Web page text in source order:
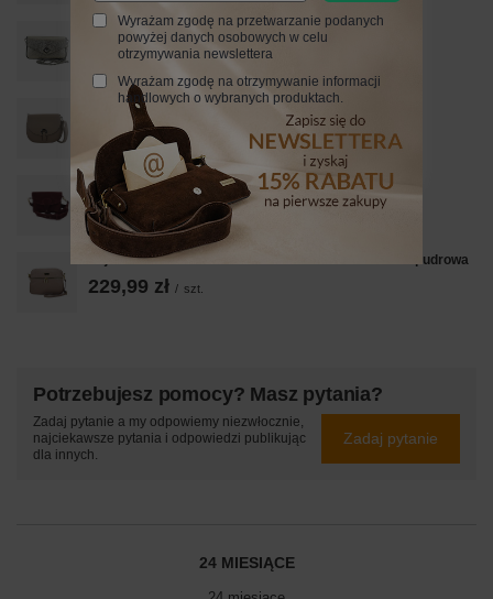
Modna torebka skórzana metalizowana - Złota
149,99 zł / szt.
Duża torebka listonoszka ze skóry - Beżowa
279,99 zł szt.
Zamszowa listonoszka na szerokim pasku - Bordowa
199,99 zł szt.
Pojemna torebka skórzana dwukomorowa - Różowa pudrowa
229,99 zł / szt.
Potrzebujesz pomocy? Masz pytania?
Zadaj pytanie a my odpowiemy niezwłocznie,
najciekawsze pytania i odpowiedzi publikując
dla innych.
Zadaj pytanie
24 MIESIĄCE
Wyrażam zgodę na przetwarzanie podanych
powyżej danych osobowych w celu
otrzymywania newslettera
Wyrażam zgodę na otrzymywanie informacji
handlowych o wybranych produktach.